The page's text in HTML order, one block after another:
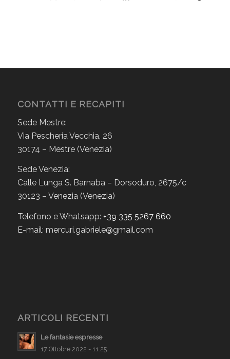
CONTATTI E RECAPITI
Sede Mestre:
Via Pescheria Vecchia, 26
30174 – Mestre (Venezia)
Sede Venezia:
Calle Lunga S. Barnaba – Dorsoduro, 2675/c
30123 – Venezia (Venezia)
Telefono e Whatsapp: +39 335 5267 660
E-mail: mercuri.gabriele@gmail.com
ARTICOLI RECENTI
Le fantasie espresse
17 Ottobre 2022 - 11:25